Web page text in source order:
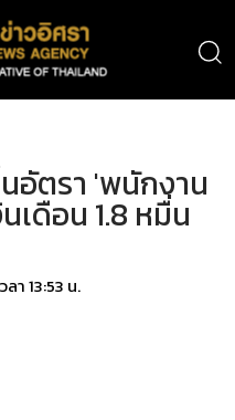
อัตรา 'พนักงาน
เดือน 1.8 หมื่น
า 13:53 น.